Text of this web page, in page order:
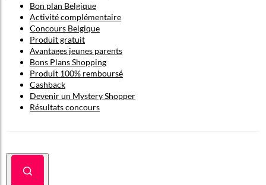
Bon plan Belgique
Activité complémentaire
Concours Belgique
Produit gratuit
Avantages jeunes parents
Bons Plans Shopping
Produit 100% remboursé
Cashback
Devenir un Mystery Shopper
Résultats concours